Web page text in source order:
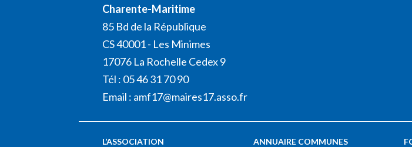
Charente-Maritime
85 Bd de la République
CS 40001 - Les Minimes
17076 La Rochelle Cedex 9
Tél : 05 46 31 70 90
Email : amf17@maires17.asso.fr
L’ASSOCIATION ANNUAIRE COMMUNES